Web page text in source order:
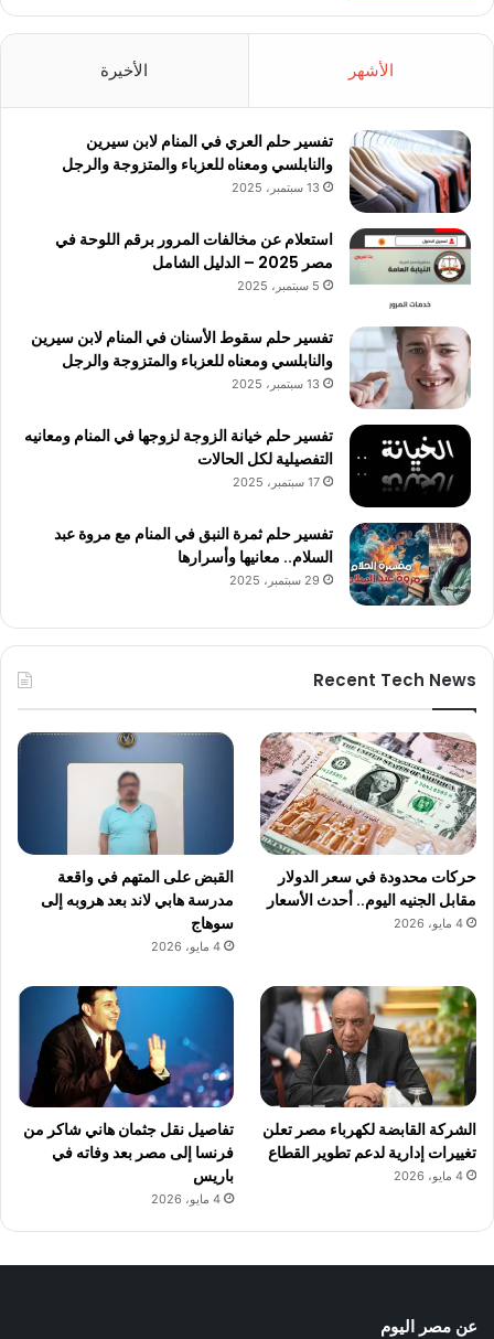
الأشهر الأخيرة
تفسير حلم العري في المنام لابن سيرين
والنابلسي ومعناه للعزباء والمتزوجة والرجل
13 سبتمبر، 2025
استعلام عن مخالفات المرور برقم اللوحة في
مصر 2025 – الدليل الشامل
5 سبتمبر، 2025
تفسير حلم سقوط الأسنان في المنام لابن سيرين
والنابلسي ومعناه للعزباء والمتزوجة والرجل
13 سبتمبر، 2025
تفسير حلم خيانة الزوجة لزوجها في المنام ومعانيه
التفصيلية لكل الحالات
17 سبتمبر، 2025
تفسير حلم ثمرة النبق في المنام مع مروة عبد
السلام.. معانيها وأسرارها
29 سبتمبر، 2025
Recent Tech News
حركات محدودة في سعر الدولار
مقابل الجنيه اليوم.. أحدث الأسعار
4 مايو، 2026
القبض على المتهم في واقعة
مدرسة هابي لاند بعد هروبه إلى
سوهاج
4 مايو، 2026
الشركة القابضة لكهرباء مصر تعلن
تغييرات إدارية لدعم تطوير القطاع
4 مايو، 2026
تفاصيل نقل جثمان هاني شاكر من
فرنسا إلى مصر بعد وفاته في
باريس
4 مايو، 2026
عن مصر اليوم